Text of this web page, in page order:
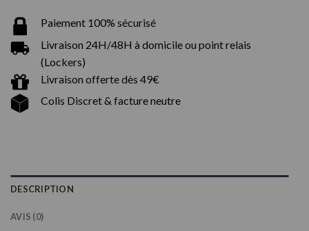
Paiement 100% sécurisé
Livraison 24H/48H à domicile ou point relais
(Lockers)
Livraison offerte dès 49€
Colis Discret & facture neutre
DESCRIPTION
AVIS (0)